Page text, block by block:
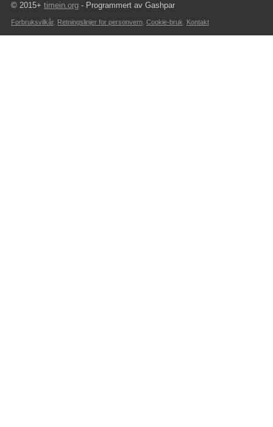
© 2015+ timein.org- Programmert av Gashpar
Forbruksvilkår, Retningslinjer for personvern, Cookie-bruk Kontakt